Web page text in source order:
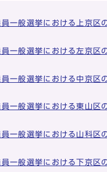
一般選挙における上京区
一般選挙における左京区
一般選挙における中京区
一般選挙における東山区
一般選挙における山科区
一般選挙における下京区